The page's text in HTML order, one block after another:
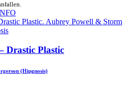
Dras­tic Plas­tic
(Hipgnosis)